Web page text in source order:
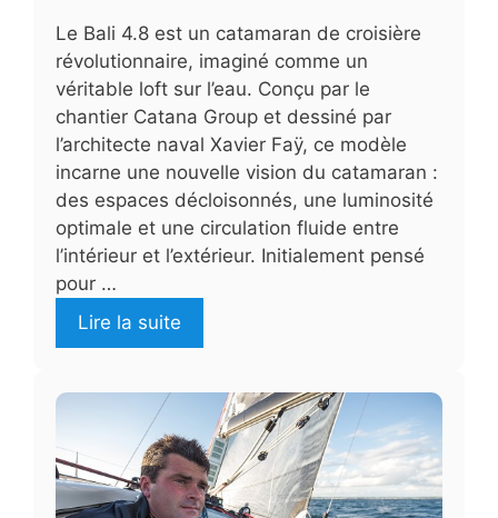
Le Bali 4.8 est un catamaran de croisière
révolutionnaire, imaginé comme un
véritable loft sur l’eau. Conçu par le
chantier Catana Group et dessiné par
l’architecte naval Xavier Faÿ, ce modèle
incarne une nouvelle vision du catamaran :
des espaces décloisonnés, une luminosité
optimale et une circulation fluide entre
l’intérieur et l’extérieur. Initialement pensé
pour …
Lire la suite